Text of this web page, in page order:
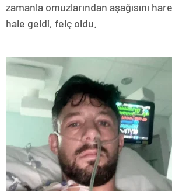
zamanla omuzlarından aşağısını
hale geldi, felç oldu.